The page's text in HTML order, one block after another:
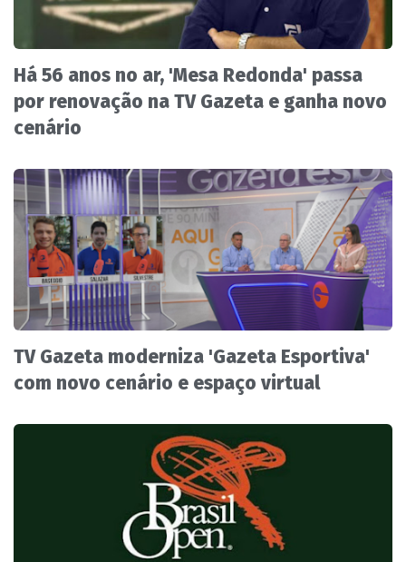
Há 56 anos no ar, 'Mesa Redonda' passa
por renovação na TV Gazeta e ganha novo
cenário
TV Gazeta moderniza 'Gazeta Esportiva'
com novo cenário e espaço virtual